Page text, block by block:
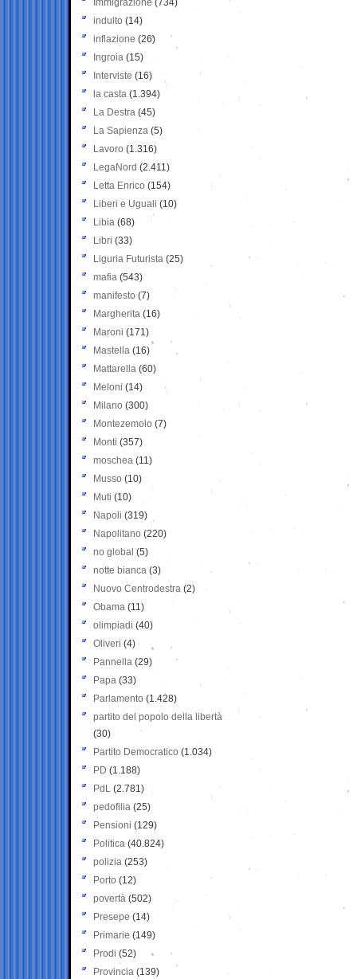
Immigrazione (734)
indulto (14)
inflazione (26)
Ingroia (15)
Interviste (16)
la casta (1.394)
La Destra (45)
La Sapienza (5)
Lavoro (1.316)
LegaNord (2.411)
Letta Enrico (154)
Liberi e Uguali (10)
Libia (68)
Libri (33)
Liguria Futurista (25)
mafia (543)
manifesto (7)
Margherita (16)
Maroni (171)
Mastella (16)
Mattarella (60)
Meloni (14)
Milano (300)
Montezemolo (7)
Monti (357)
moschea (11)
Musso (10)
Muti (10)
Napoli (319)
Napolitano (220)
no global (5)
notte bianca (3)
Nuovo Centrodestra (2)
Obama (11)
olimpiadi (40)
Oliveri (4)
Pannella (29)
Papa (33)
Parlamento (1.428)
partito del popolo della libertà
(30)
Partito Democratico (1.034)
PD (1.188)
PdL (2.781)
pedofilia (25)
Pensioni (129)
Politica (40.824)
polizia (253)
Porto (12)
povertà (502)
Presepe (14)
Primarie (149)
Prodi (52)
Provincia (139)